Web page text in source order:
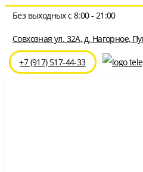
Перейти
содержимому
Без выходных с 8:00 - 21:00
Совхозная ул. 32A, д. Нагорное,
⁦+7 (917) 517-44-33